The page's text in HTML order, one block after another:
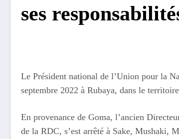
ses
Le Président national de l’Union pour la
septembre 2022 à Rubaya, dans le
En provenance de Goma, l’ancien
de la RDC, s’est arrêté à Sake, Mushaki,